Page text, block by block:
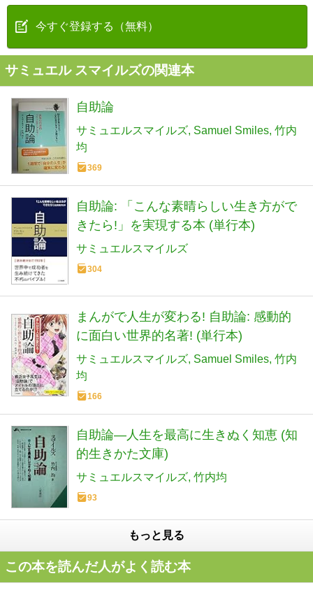
今すぐ登録する（無料）
サミュエル スマイルズの関連本
自助論
サミュエルスマイルズ Samuel Smiles 竹内
均
369
自助論: 「こんな素晴らしい生き方がで
きたら!」を実現する本 (単行本)
サミュエルスマイルズ
304
まんがで人生が変わる! 自助論: 感動的
に面白い世界的名著! (単行本)
サミュエルスマイルズ Samuel Smiles 竹内
均
166
自助論―人生を最高に生きぬく知恵 (知
的生きかた文庫)
サミュエルスマイルズ 竹内均
93
もっと見る
この本を読んだ人がよく読む本